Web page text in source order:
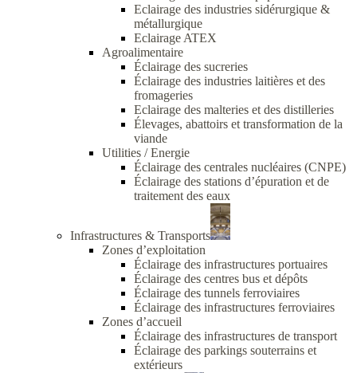
Eclairage des industries sidérurgique &
métallurgique
Eclairage ATEX
Agroalimentaire
Éclairage des sucreries
Éclairage des industries laitières et des
fromageries
Eclairage des malteries et des distilleries
Élevages, abattoirs et transformation de la
viande
Utilities / Energie
Éclairage des centrales nucléaires (CNPE)
Éclairage des stations d’épuration et de
traitement des eaux
Infrastructures & Transports
Zones d’exploitation
Éclairage des infrastructures portuaires
Éclairage des centres bus et dépôts
Éclairage des tunnels ferroviaires
Éclairage des infrastructures ferroviaires
Zones d’accueil
Éclairage des infrastructures de transport
Éclairage des parkings souterrains et
extérieurs